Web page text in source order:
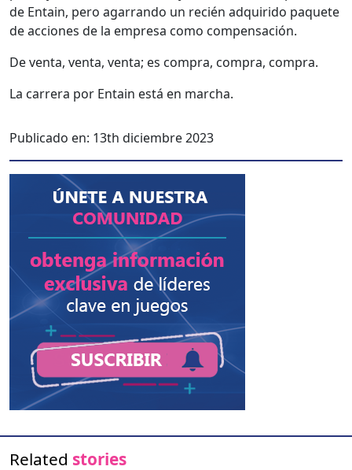
de Entain, pero agar­ran­do un recién adquiri­do paque­te
de acciones de la empre­sa como com­pen­sación.
De ven­ta, ven­ta, ven­ta; es com­pra, com­pra, com­pra.
La car­rera por Entain está en mar­cha.
Publicado en: 13th diciembre 2023
Related stories